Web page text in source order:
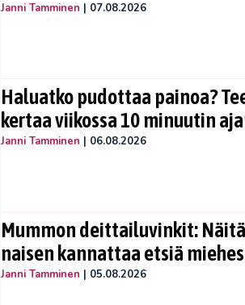
Janni Tamminen | 07.08.2026
Haluatko pudottaa painoa?
kertaa viikossa 10 minuutin
Janni Tamminen | 06.08.2026
Mummon deittailuvinkit:
naisen kannattaa etsiä
Janni Tamminen | 05.08.2026